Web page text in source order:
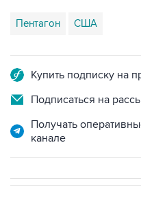
Пентагон США
Купить подписку на
Подписаться на
Получать
канале